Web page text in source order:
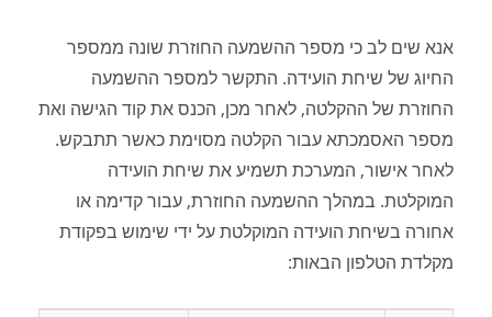
אנא שים לב כי מספר ההשמעה החוזרת שונה ממספר
החיוג של שיחת הועידה. התקשר למספר ההשמעה
החוזרת של ההקלטה, לאחר מכן, הכנס את קוד הגישה ואת
מספר האסמכתא עבור הקלטה מסוימת כאשר תתבקש.
לאחר אישור, המערכת תשמיע את שיחת הועידה
המוקלטת. במהלך ההשמעה החוזרת, עבור קדימה או
אחורה בשיחת הועידה המוקלטת על ידי שימוש בפקודת
מקלדת הטלפון הבאות: